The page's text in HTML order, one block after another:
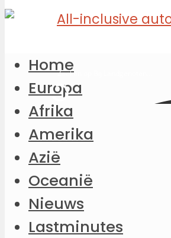
Home
Europa
Afrika
Amerika
Azië
Oceanië
Nieuws
Lastminutes